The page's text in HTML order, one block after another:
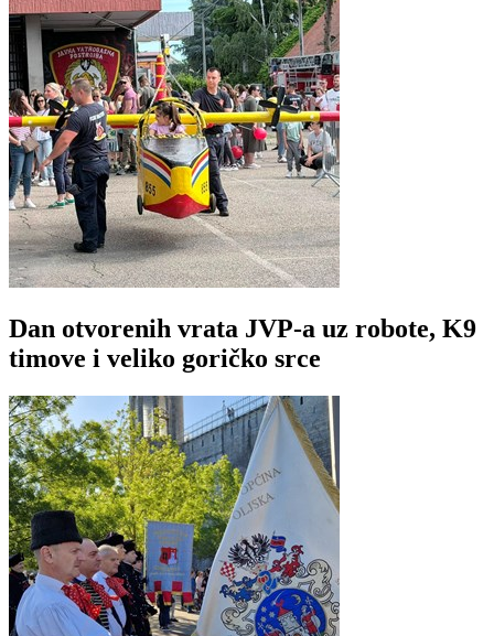
Dan otvorenih vrata JVP-a uz robote, K9
timove i veliko goričko srce